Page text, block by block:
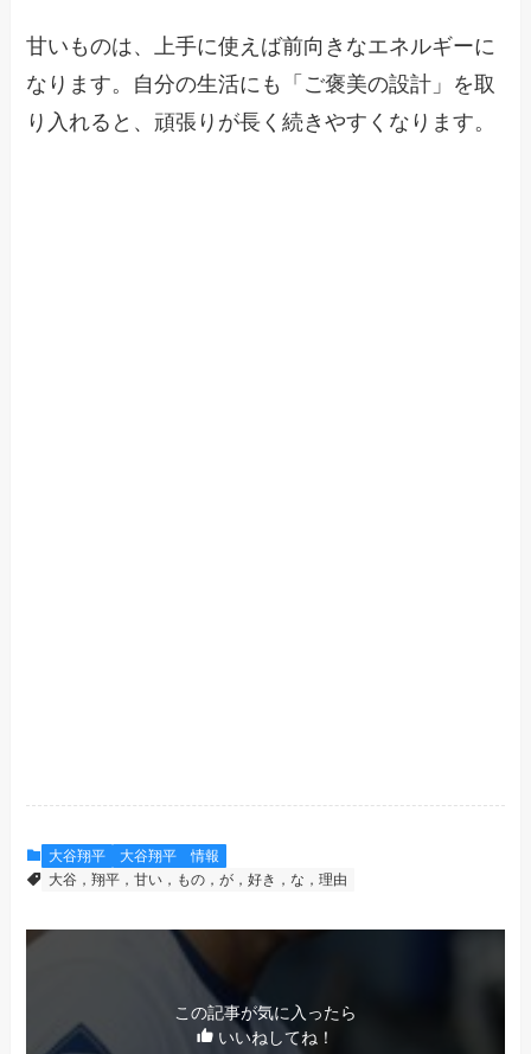
甘いものは、上手に使えば前向きなエネルギーに
なります。自分の生活にも「ご褒美の設計」を取
り入れると、頑張りが長く続きやすくなります。
大谷翔平
大谷翔平 情報
大谷，翔平，甘い，もの，が，好き，な，理由
この記事が気に入ったら
いいねしてね！